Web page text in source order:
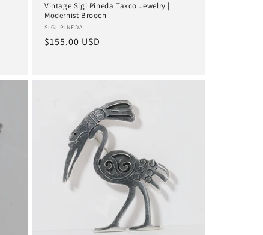
Vintage Sigi Pineda Taxco Jewelry |
Modernist Brooch
Anbieter:
SIGI PINEDA
Normaler
$155.00 USD